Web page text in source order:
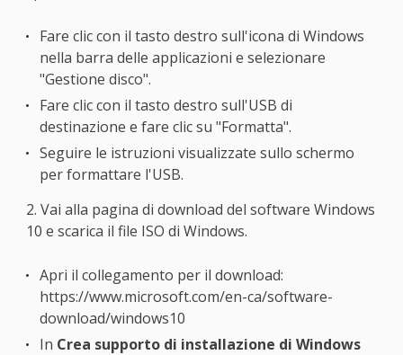
Fare clic con il tasto destro sull'icona di Windows
nella barra delle applicazioni e selezionare
"Gestione disco".
Fare clic con il tasto destro sull'USB di
destinazione e fare clic su "Formatta".
Seguire le istruzioni visualizzate sullo schermo
per formattare l'USB.
2. Vai alla pagina di download del software Windows
10 e scarica il file ISO di Windows.
Apri il collegamento per il download:
https://www.microsoft.com/en-ca/software-
download/windows10
In Crea supporto di installazione di Windows